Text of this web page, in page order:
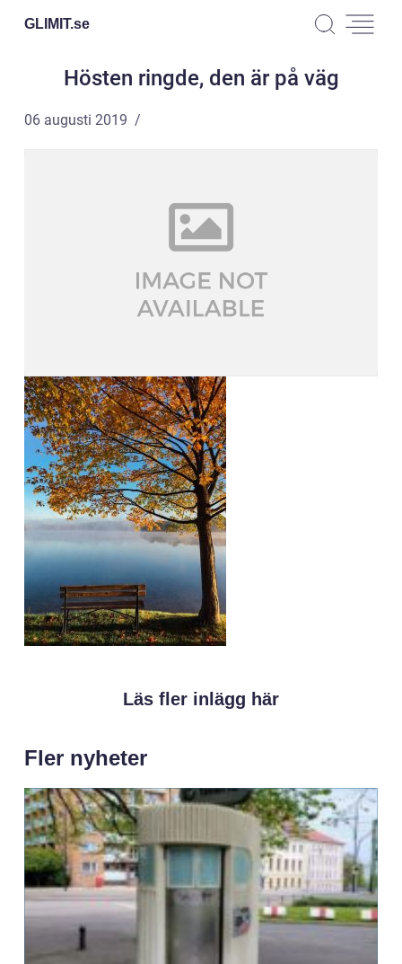
GLIMIT.se
Hösten ringde, den är på väg
06 augusti 2019
Läs fler inlägg här
Fler nyheter